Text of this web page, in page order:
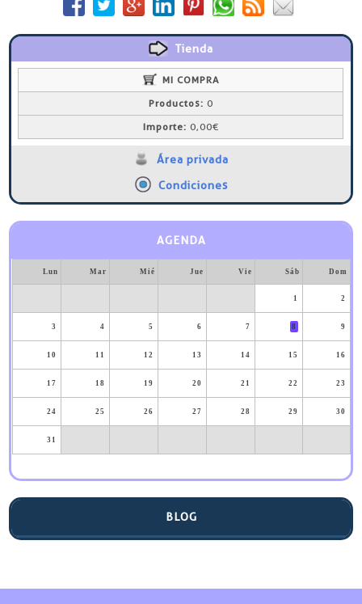
Tienda
MI COMPRA
Productos: 0
Importe: 0,00€
Área privada
Condiciones
AGENDA
Lun Mar Mié Jue Vie Sáb Dom
1 2
3 4 5 6 7 8 9
10 11 12 13 14 15 16
17 18 19 20 21 22 23
24 25 26 27 28 29 30
31
BLOG